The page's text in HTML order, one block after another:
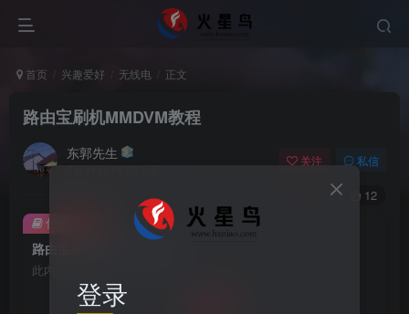
首页 兴趣爱好 无线电 正文
路由宝刷机MMDVM教程
东郭先生
7月31日 16:26更新
关注 私信
126 12
路由宝刷机MMDVM教程
此内容为付费阅读，请付费后查看
付费阅读
登录